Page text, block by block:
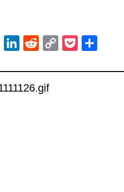
EmailLinkedIn
RedditCopyPocket